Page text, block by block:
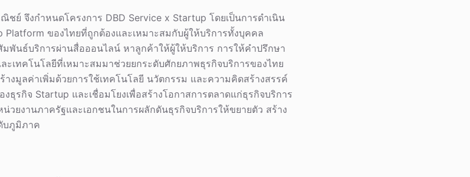
ย์ จึงกำหนดโครงการ DBD Service x Startup โดยเป็นการดำเนิน
Platform ของไทยที่ถูกต้องและเหมาะสมกับผู้ให้บริการทั้งบุคคล
พันธ์บริการผ่านสื่อออนไลน์ หาลูกค้าให้ผู้ให้บริการ การให้คำปรึกษา
เทคโนโลยีที่เหมาะสมมาช่วยยกระดับศักยภาพธุรกิจบริการของไทย
งมูลค่าเพิ่มด้วยการใช้เทคโนโลยี นวัตกรรม และความคิดสร้างสรรค์
งธุรกิจ Startup และเชื่อมโยงเพื่อสร้างโอกาสการตลาดแก่ธุรกิจบริการ
วยงานภาครัฐและเอกชนในการผลักดันธุรกิจบริการให้ขยายตัว สร้าง
บภูมิภาค